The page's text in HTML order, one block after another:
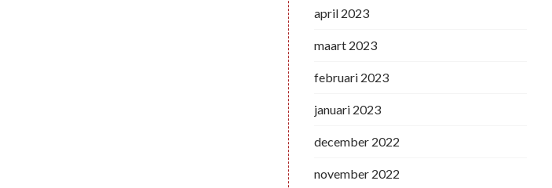
april 2023
maart 2023
februari 2023
januari 2023
december 2022
november 2022